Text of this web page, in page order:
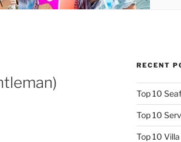
RECENT
Top 10
Top 10
Top 10